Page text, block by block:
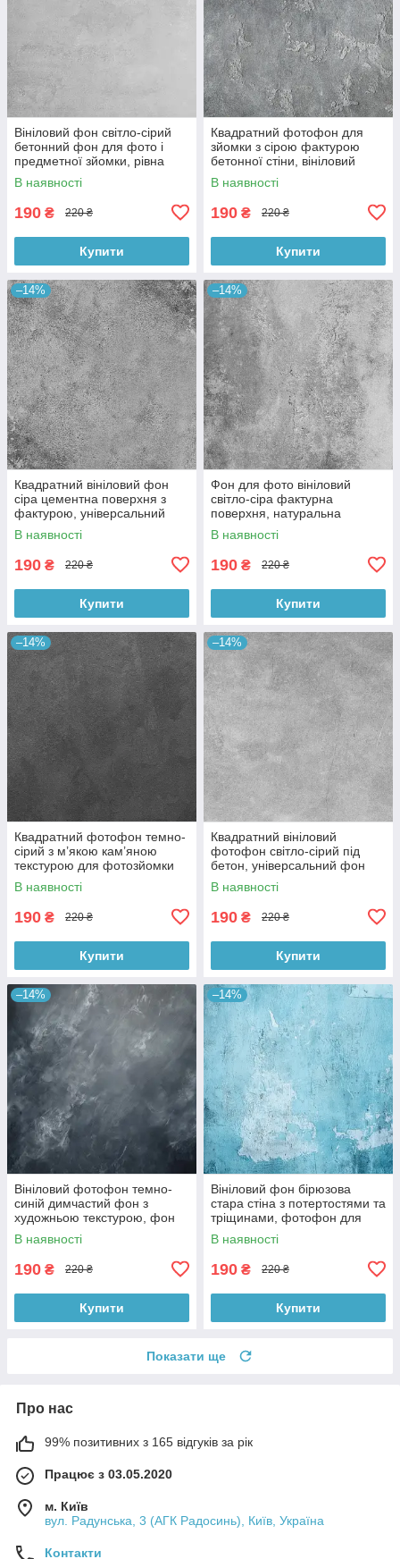
Вініловий фон світло-сірий
бетонний фон для фото і
предметної зйомки, рівна
текстура, 60x60 см, №550674
В наявності
190 ₴ 220 ₴
Купити
Квадратний фотофон для
зйомки з сірою фактурою
бетонної стіни, вініловий
60x60 см , №550152
В наявності
190 ₴ 220 ₴
Купити
–14%
Квадратний вініловий фон
сіра цементна поверхня з
фактурою, універсальний
фотофон для зйомки 60x60
см, №550659
В наявності
190 ₴ 220 ₴
Купити
–14%
Фон для фото вініловий
світло-сіра фактурна
поверхня, натуральна
бетонна текстура, 60x60 см,
№550413
В наявності
190 ₴ 220 ₴
Купити
–14%
Квадратний фотофон темно-
сірий з м’якою кам’яною
текстурою для фотозйомки
товарів 60x60 см, №550076
В наявності
190 ₴ 220 ₴
Купити
–14%
Квадратний вініловий
фотофон світло-сірий під
бетон, універсальний фон
для зйомки, 60x60 см,
№550478
В наявності
190 ₴ 220 ₴
Купити
–14%
Вініловий фотофон темно-
синій димчастий фон з
художньою текстурою, фон
для фото 60x60 см,
№551759
В наявності
190 ₴ 220 ₴
Купити
–14%
Вініловий фон бірюзова
стара стіна з потертостями та
тріщинами, фотофон для
зйомки 60x60 см, №551779
В наявності
190 ₴ 220 ₴
Купити
Показати ще
Про нас
99% позитивних з 165 відгуків за рік
Працює з 03.05.2020
м. Київ
вул. Радунська, 3 (АГК Радосинь), Київ, Україна
Контакти